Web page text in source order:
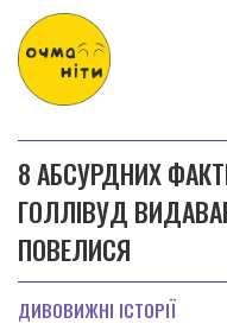
8 АБСУРДНИХ
ГОЛЛІВУД
ПОВЕЛИСЯ
ДИВОВИЖНІ ІСТОРІЇ